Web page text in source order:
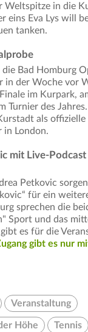
Weltspitze in die
eins Eva Lys will
tanken.
Bad Homburg
in der Woche vor
im Kurpark,
Turnier des
als
in London.
mit Live-
Petkovic
für ein
sprechen die
Sport und das
es für die
gibt es nur
Veranstaltung
Höhe Tennis